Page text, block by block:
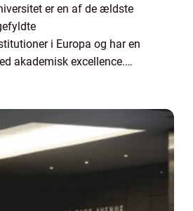
er en af de ældste
i Europa og har en
akademisk excellence.
univ...